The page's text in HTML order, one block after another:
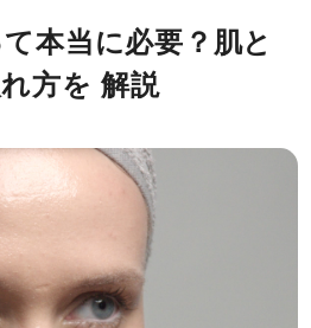
本当に必要？肌と
方を 解説